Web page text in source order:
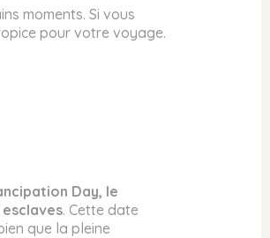
moments. Si vous
pour votre voyage.
Day, le
. Cette date
que la pleine